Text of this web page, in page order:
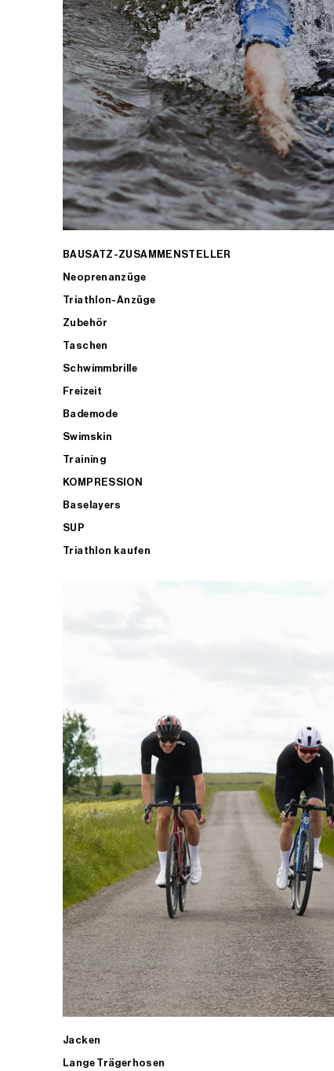
BAUSATZ-ZUSAMMENSTELLER
Neoprenanzüge
Triathlon-Anzüge
Zubehör
Taschen
Schwimmbrille
Freizeit
Bademode
Swimskin
Training
KOMPRESSION
Baselayers
SUP
Triathlon kaufen
Jacken
Lange Trägerhosen